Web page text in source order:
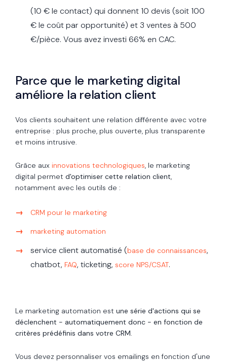
(10 € le contact) qui donnent 10 devis (soit 100
€ le coût par opportunité) et 3 ventes à 500
€/pièce. Vous avez investi 66% en CAC.
Parce que le marketing digital
améliore la relation client
Vos clients souhaitent une relation différente avec votre
entreprise : plus proche, plus ouverte, plus transparente
et moins intrusive.
Grâce aux innovations technologiques, le marketing
digital permet d'optimiser cette relation client,
notamment avec les outils de :
CRM pour le marketing
marketing automation
service client automatisé (base de connaissances,
chatbot, FAQ, ticketing, score NPS/CSAT.
Le marketing automation est une série d'actions qui se
déclenchent - automatiquement donc - en fonction de
critères prédéfinis dans votre CRM.
Vous devez personnaliser vos emailings en fonction d'une